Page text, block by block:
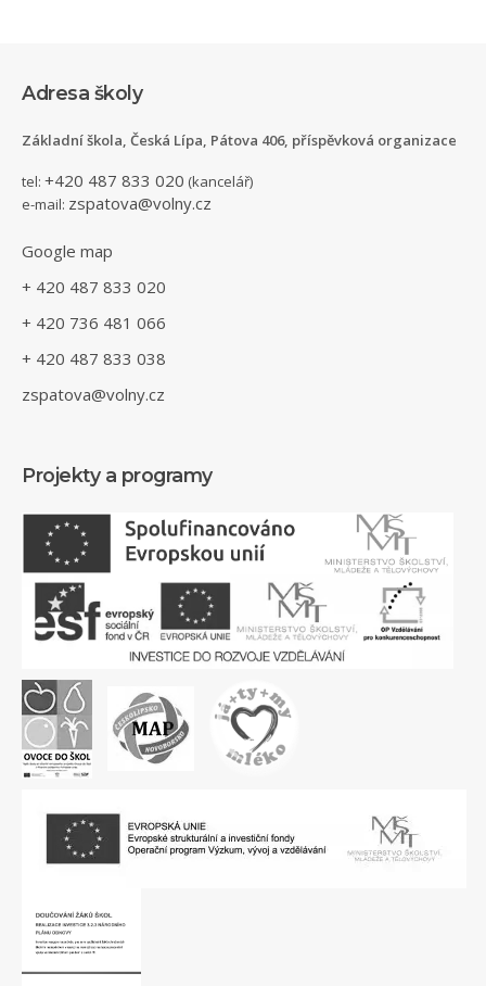
Adresa školy
Základní škola, Česká Lípa, Pátova 406, příspěvková organizace
tel: +420 487 833 020 (kancelář)
e-mail: zspatova@volny.cz
Google map
+ 420 487 833 020
+ 420 736 481 066
+ 420 487 833 038
zspatova@volny.cz
Projekty a programy